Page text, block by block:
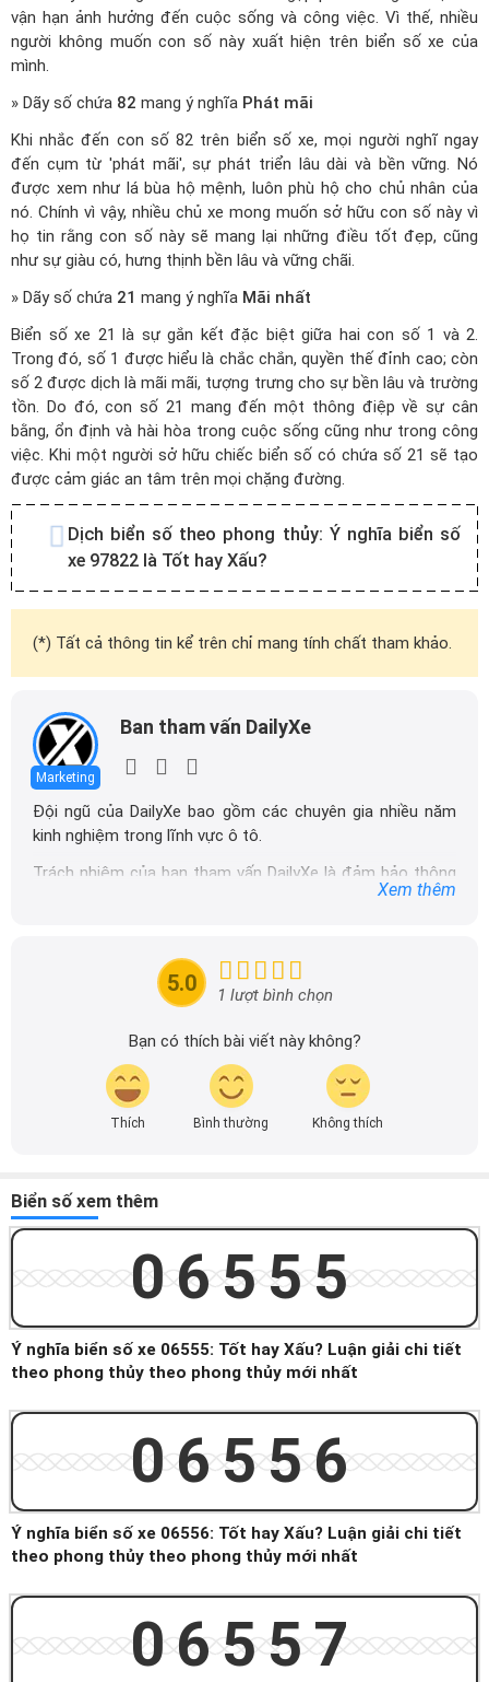
vận hạn ảnh hưởng đến cuộc sống và công việc. Vì thế, nhiều
người không muốn con số này xuất hiện trên biển số xe của
mình.
» Dãy số chứa 82 mang ý nghĩa Phát mãi
Khi nhắc đến con số 82 trên biển số xe, mọi người nghĩ ngay
đến cụm từ 'phát mãi', sự phát triển lâu dài và bền vững. Nó
được xem như lá bùa hộ mệnh, luôn phù hộ cho chủ nhân của
nó. Chính vì vậy, nhiều chủ xe mong muốn sở hữu con số này vì
họ tin rằng con số này sẽ mang lại những điều tốt đẹp, cũng
như sự giàu có, hưng thịnh bền lâu và vững chãi.
» Dãy số chứa 21 mang ý nghĩa Mãi nhất
Biển số xe 21 là sự gắn kết đặc biệt giữa hai con số 1 và 2.
Trong đó, số 1 được hiểu là chắc chắn, quyền thế đỉnh cao; còn
số 2 được dịch là mãi mãi, tượng trưng cho sự bền lâu và trường
tồn. Do đó, con số 21 mang đến một thông điệp về sự cân
bằng, ổn định và hài hòa trong cuộc sống cũng như trong công
việc. Khi một người sở hữu chiếc biển số có chứa số 21 sẽ tạo
được cảm giác an tâm trên mọi chặng đường.
Dịch biển số theo phong thủy: Ý nghĩa biển số
xe 97822 là Tốt hay Xấu?
(*) Tất cả thông tin kể trên chỉ mang tính chất tham khảo.
Marketing
Ban tham vấn DailyXe
Đội ngũ của DailyXe bao gồm các chuyên gia nhiều năm
kinh nghiệm trong lĩnh vực ô tô.
Trách nhiệm của ban tham vấn DailyXe là đảm bảo thông
tin chính xác được đăng tải trên dailyxe.com.vn, thường
tin nhanh chóng và dễ dàng hơn.
Xem thêm
5.0 1 lượt bình chọn
Bạn có thích bài viết này không?
Thích Bình thường Không thích
Biển số xem thêm
06555
Ý nghĩa biển số xe 06555: Tốt hay Xấu? Luận giải chi tiết
theo phong thủy theo phong thủy mới nhất
06556
Ý nghĩa biển số xe 06556: Tốt hay Xấu? Luận giải chi tiết
theo phong thủy theo phong thủy mới nhất
06557